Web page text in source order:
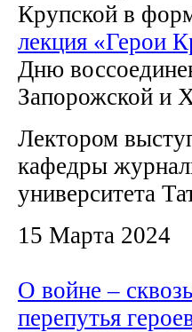
Крупской в
лекция «Герои
Дню
Запорожской и
Лектором
кафедры
университета
15 Марта 2024
О войне –
перепутья